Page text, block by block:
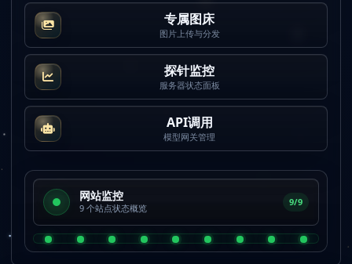
专属图床
图片上传与分发
探针监控
服务器状态面板
API调用
模型网关管理
网站监控
9 个站点状态概览
9/9